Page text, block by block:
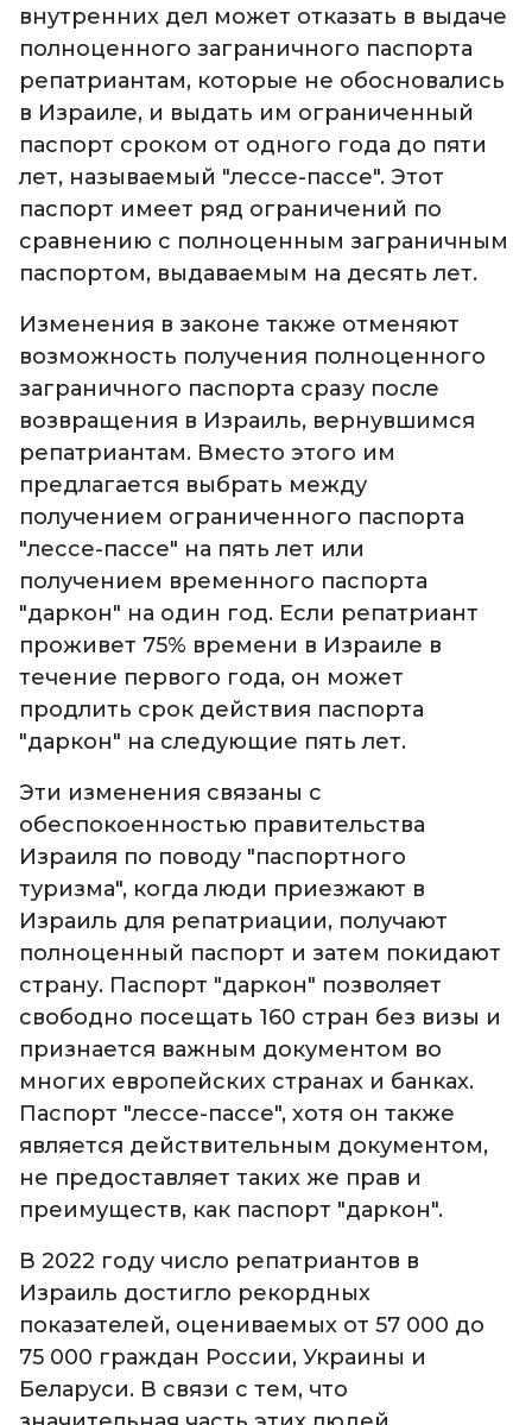
внутренних дел может отказать в выдаче
полноценного заграничного паспорта
репатриантам, которые не обосновались
в Израиле, и выдать им ограниченный
паспорт сроком от одного года до пяти
лет, называемый "лессе-пассе". Этот
паспорт имеет ряд ограничений по
сравнению с полноценным заграничным
паспортом, выдаваемым на десять лет.
Изменения в законе также отменяют
возможность получения полноценного
заграничного паспорта сразу после
возвращения в Израиль, вернувшимся
репатриантам. Вместо этого им
предлагается выбрать между
получением ограниченного паспорта
"лессе-пассе" на пять лет или
получением временного паспорта
"даркон" на один год. Если репатриант
проживет 75% времени в Израиле в
течение первого года, он может
продлить срок действия паспорта
"даркон" на следующие пять лет.
Эти изменения связаны с
обеспокоенностью правительства
Израиля по поводу "паспортного
туризма", когда люди приезжают в
Израиль для репатриации, получают
полноценный паспорт и затем покидают
страну. Паспорт "даркон" позволяет
свободно посещать 160 стран без визы и
признается важным документом во
многих европейских странах и банках.
Паспорт "лессе-пассе", хотя он также
является действительным документом,
не предоставляет таких же прав и
преимуществ, как паспорт "даркон".
В 2022 году число репатриантов в
Израиль достигло рекордных
показателей, оцениваемых от 57 000 до
75 000 граждан России, Украины и
Беларуси. В связи с тем, что